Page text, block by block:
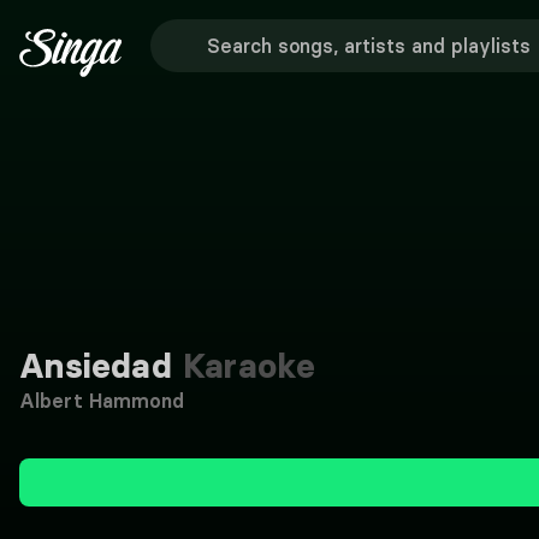
Ansiedad Karaoke
Albert Hammond